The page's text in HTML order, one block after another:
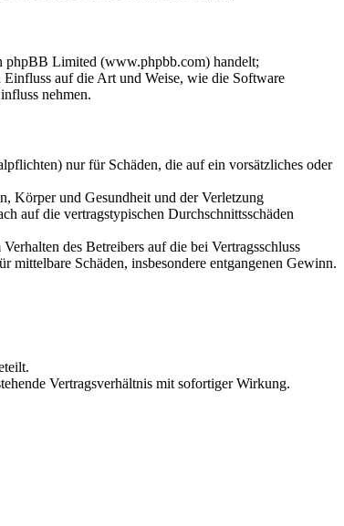
phpBB Limited (www.phpbb.com) handelt;
auf die Art und Weise, wie die Software
nehmen.
nur für Schäden, die auf ein vorsätzliches oder
Körper und Gesundheit und der Verletzung
auf die vertragstypischen Durchschnittsschäden
des Betreibers auf die bei Vertragsschluss
mittelbare Schäden, insbesondere entgangenen Gewinn.
Vertragsverhältnis mit sofortiger Wirkung.